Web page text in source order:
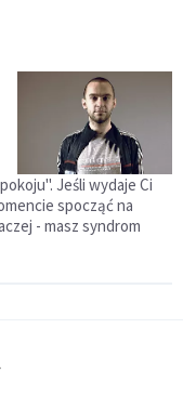
Jeśli wydaje Ci
spocząć na
- masz syndrom